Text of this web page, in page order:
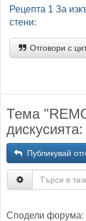
Рецепта 1 За
стени:
Отговори с
Тема
дискусията:
Публикувай
Сподели форума: